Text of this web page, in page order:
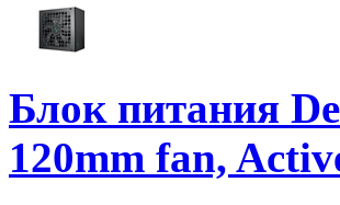
Блок питания
120mm fan,